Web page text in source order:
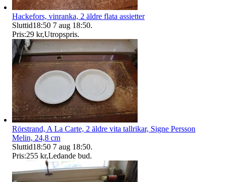
Hackefors, vinranka, 2 äldre flata assietter
Sluttid18:50 7 aug 18:50.
Pris:29 kr,Utropspris.
Rörstrand, A La Carte, 2 äldre vita tallrikar, Signe Persson
Melin, 24,8 cm
Sluttid18:50 7 aug 18:50.
Pris:255 kr,Ledande bud.